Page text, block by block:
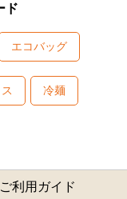
ド
エコバッグ
冷麺
ご利用ガイド